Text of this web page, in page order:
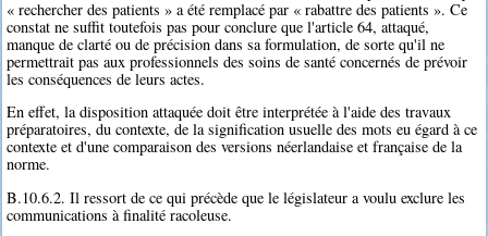
« rechercher des patients » a été remplacé par « rabattre des patients ». Ce
constat ne suffit toutefois pas pour conclure que l'article 64, attaqué,
manque de clarté ou de précision dans sa formulation, de sorte qu'il ne
permettrait pas aux professionnels des soins de santé concernés de prévoir
les conséquences de leurs actes.
En effet, la disposition attaquée doit être interprétée à l'aide des travaux
préparatoires, du contexte, de la signification usuelle des mots eu égard à ce
contexte et d'une comparaison des versions néerlandaise et française de la
norme.
B.10.6.2. Il ressort de ce qui précède que le législateur a voulu exclure les
communications à finalité racoleuse.